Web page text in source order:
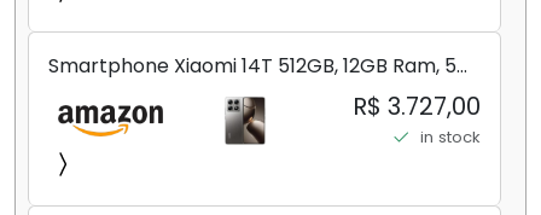
Smartphone Xiaomi 14T 512GB, 12GB Ram, 5G,
Leica, Cinza - no Brasil
R$ 3.727,00
in stock